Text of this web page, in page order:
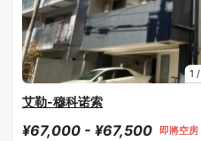
1 /
艾勒-穆科诺索
¥67,000 - ¥67,500 即將空房